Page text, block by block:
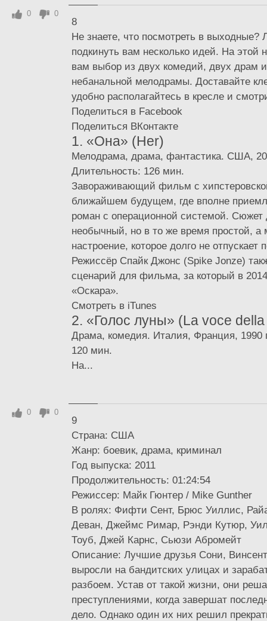
8
Не знаете, что посмотреть в
подкинуть вам несколько идей. На этой
вам выбор из двух комедий, двух драм
небанальной мелодрамы. Доставайте
удобно располагайтесь в кресле и
Поделиться в Facebook
Поделиться ВКонтакте
1. «Она» (Her)
Мелодрама, драма, фантастика. США,
Длительность: 126 мин.
Завораживающий фильм с
ближайшем будущем, где вполне
роман с операционной системой. Сюжет
необычный, но в то же время простой, а
настроение, которое долго не отпускает
Режиссёр Спайк Джонс (Spike Jonze)
сценарий для фильма, за который в
«Оскара».
Смотреть в iTunes
2. «Голос луны» (La voce
Драма, комедия. Италия, Франция, 1990
120 мин.
На...
0 0
9
Страна: США
Жанр: боевик, драма, криминал
Год выпуска: 2011
Продолжительность: 01:24:54
Режиссер: Майк Гюнтер / Mike Gunther
В ролях: Фифти Сент, Брюс Уиллис,
Деван, Джеймс Римар, Рэнди Кутюр,
Тоуб, Джей Карнс, Сьюзи Абромейт
Описание: Лучшие друзья Сони,
выросли на бандитских улицах и
разбоем. Устав от такой жизни, они
преступлениями, когда завершат
дело. Однако один их них решил
0 0